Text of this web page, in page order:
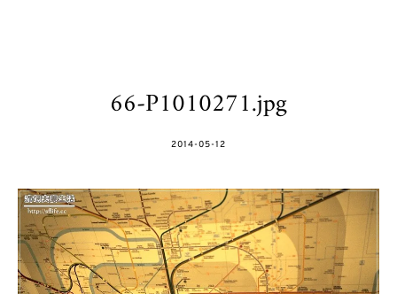
66-P1010271.jpg
POSTED
2014-05-12